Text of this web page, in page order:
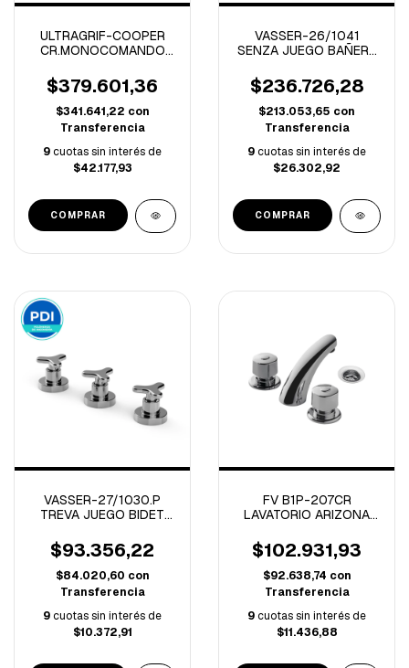
ULTRAGRIF-COOPER
CR.MONOCOMANDO
$379.601,36
$341.641,22 con
Transferencia
9cuotas sin interés de
$42.177,93
VASSER-26/1041
SENZA JUEGO BAÑERA
CIERRE CERAMICO
CROMO
$236.726,28
$213.053,65 con
Transferencia
9cuotas sin interés de
$26.302,92
VASSER-27/1030.P
TREVA JUEGO BIDET
$93.356,22
$84.020,60 con
Transferencia
9cuotas sin interés de
$10.372,91
FV B1P-207CR
LAVATORIO ARIZONA
$102.931,93
$92.638,74 con
Transferencia
9cuotas sin interés de
$11.436,88